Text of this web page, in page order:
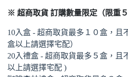
※ 超商取貨 訂購數量限定（限重５
10入盒 - 超商取貨最多１０盒，且
盒以上請選擇宅配）
20入禮盒 - 超商取貨最多５盒，且
以上請選擇宅配 )